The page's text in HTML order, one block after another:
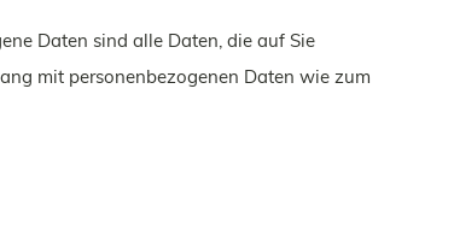
Daten sind alle Daten, die auf Sie
mit personenbezogenen Daten wie zum